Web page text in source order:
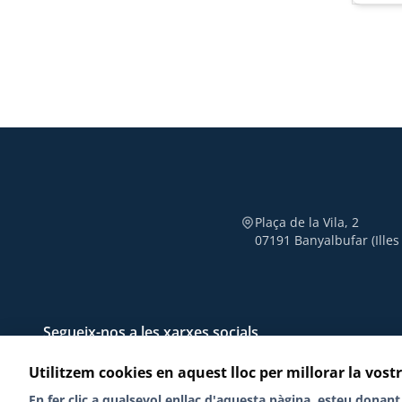
Plaça de la Vila, 2
07191 Banyalbufar
Segueix-nos a les xarxes socials
Utilitzem cookies en aquest lloc per millorar la